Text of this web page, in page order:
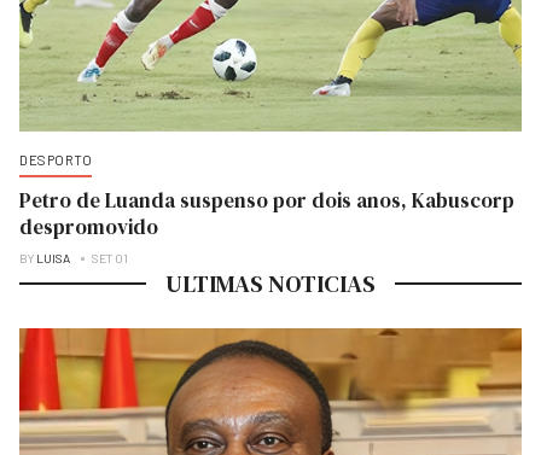
DESPORTO
Petro de Luanda suspenso por dois anos, Kabuscorp
despromovido
BY LUISA SET 01
ULTIMAS NOTICIAS